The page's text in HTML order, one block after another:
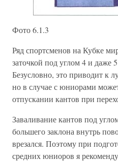
Фото 6.1.3
Ряд спортсменов на Кубке
заточкой под углом 4 и даже
Безусловно, это приводит к
но в случае с юниорами
отпускании кантов при
Заваливание кантов под
большего заклона внутрь
врезался. Поэтому при
средних юниоров я